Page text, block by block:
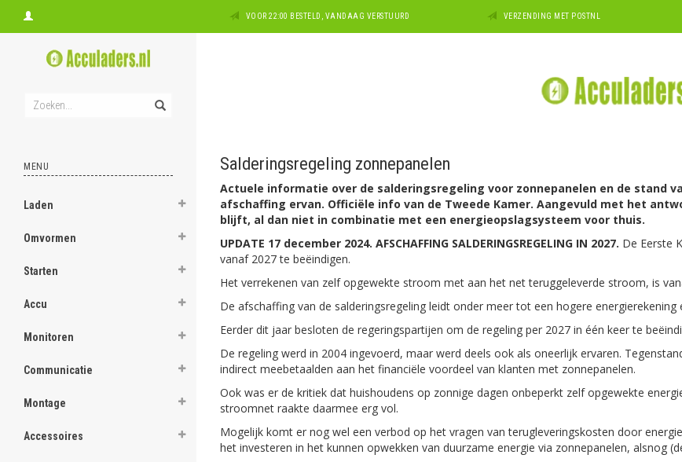
VOOR 22:00 BESTELD, VANDAAG VERSTUURD VERZENDING MET POSTNL
MENU
Laden
Omvormen
Starten
Accu
Monitoren
Communicatie
Montage
Accessoires
Salderingsregeling zonnepanelen
Actuele informatie over de salderingsregeling voor zonnepanelen en de stand
afschaffing ervan. Officiële info van de Tweede Kamer. Aangevuld met het
blijft, al dan niet in combinatie met een energieopslagsysteem voor thuis.
UPDATE 17 december 2024. AFSCHAFFING SALDERINGSREGELING IN 2027. De Eerste
vanaf 2027 te beëindigen.
Het verrekenen van zelf opgewekte stroom met aan het net teruggeleverde stroom, is
De afschaffing van de salderingsregeling leidt onder meer tot een hogere
Eerder dit jaar besloten de regeringspartijen om de regeling per 2027 in één keer te
De regeling werd in 2004 ingevoerd, maar werd deels ook als oneerlijk ervaren.
indirect meebetaalden aan het financiële voordeel van klanten met zonnepanelen.
Ook was er de kritiek dat huishoudens op zonnige dagen onbeperkt zelf opgewekte
stroomnet raakte daarmee erg vol.
Mogelijk komt er nog wel een verbod op het vragen van terugleveringskosten door
het investeren in het kunnen opwekken van duurzame energie via zonnepanelen, alsnog